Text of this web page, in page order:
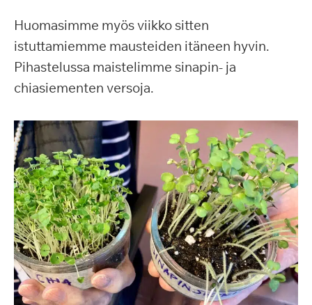
Huomasimme myös viikko sitten
istuttamiemme mausteiden itäneen hyvin.
Pihastelussa maistelimme sinapin- ja
chiasiementen versoja.